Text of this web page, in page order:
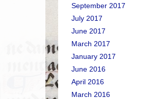
September 2017
July 2017
June 2017
March 2017
January 2017
June 2016
April 2016
March 2016